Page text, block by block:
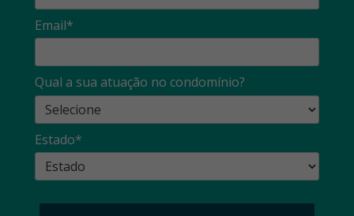
Email*
Qual a sua atuação no condomínio?
Estado*